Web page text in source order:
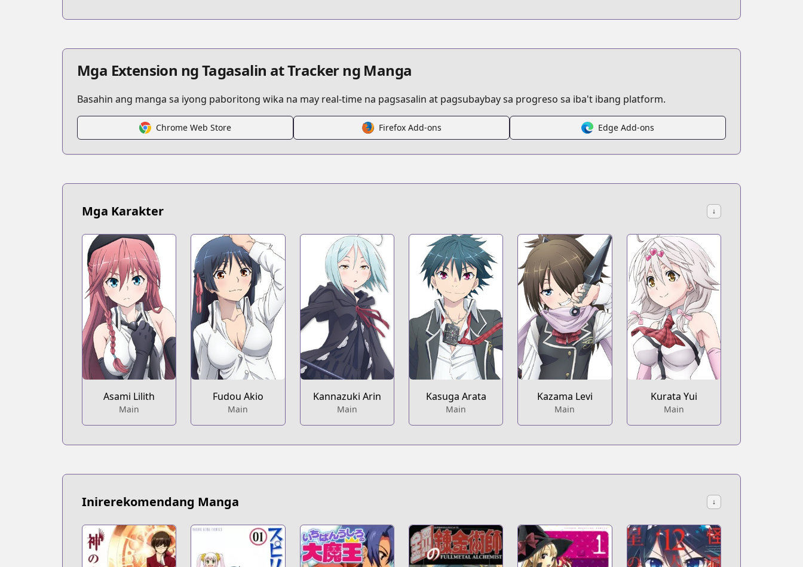
Mga Extension ng Tagasalin at Tracker ng Manga
Basahin ang manga sa iyong paboritong wika na may real-time na pagsasalin at pagsubaybay sa progreso sa iba't ibang platform.
Chrome Web Store Firefox Add-ons Edge Add-ons
Mga Karakter ↓
Asami Lilith
Main
Fudou Akio
Main
Kannazuki Arin
Main
Kasuga Arata
Main
Kazama Levi
Main
Kurata Yui
Main
Inirerekomendang Manga ↓